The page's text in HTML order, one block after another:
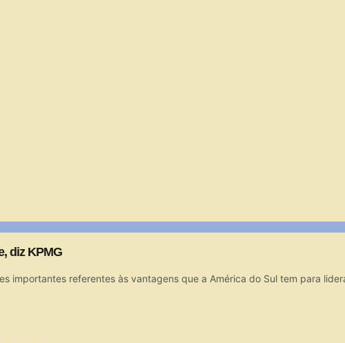
diz KPMG
importantes referentes às vantagens que a América do Sul tem para